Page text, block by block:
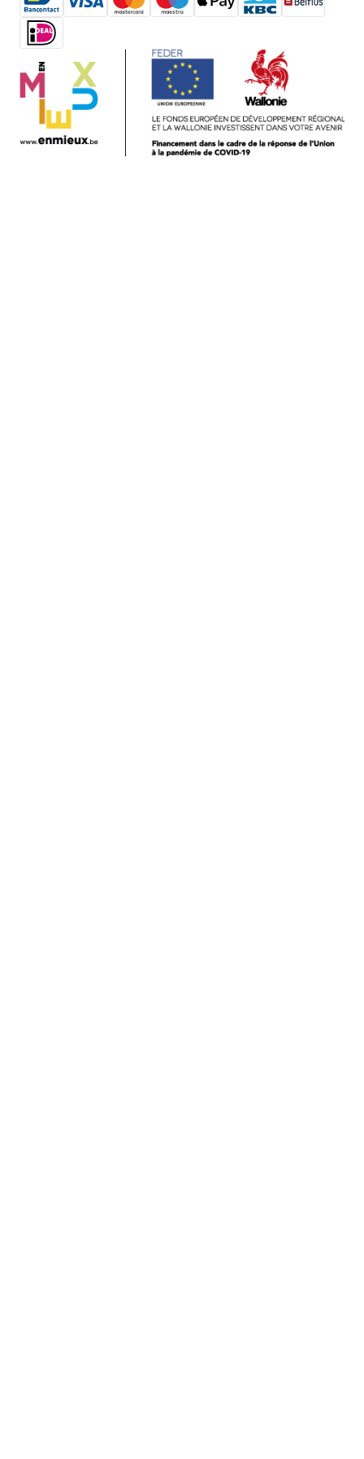
bienfaits des graines de
chia soutenus par la
recherche scientifique